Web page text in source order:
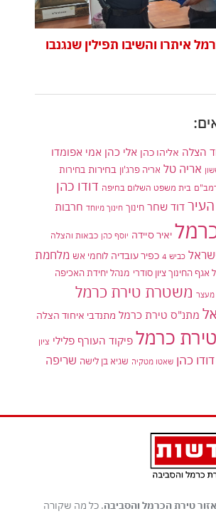
איתרו והשיבו תפילין שנגנבו
הצלה אליהו כהן אלי כהן אמי אפומדו
אריה טל אריה פרג'ון בחירות בחירות
בית משפט השלום בחיפה דודו כהן
דוד שחר חינוך חינוך מיוחד חרבות
יאיר סיידה יוסף כהן כבאות והצלה
כביש 4 כפיר עובדיה לוחמי אש מלחמת
אגף החינוך ציון סודרי מנהל יחידת האכיפה
מעצר משטרת טירת כרמל
מתנ"ס טירת כרמל מתנדבי איחוד הצלה
טירת כרמל פיקוד העורף פלילי ציון
כהן שאטו מטקיה שגיא בן לישה שריפה
טירת הכרמל והסביבה. כל מה שקורה